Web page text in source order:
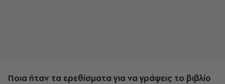
Ποια ήταν τα ερεθίσματα για να γράψεις το βιβλίο